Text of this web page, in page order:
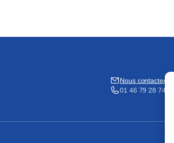
Nous contacter
01 46 79 28 74